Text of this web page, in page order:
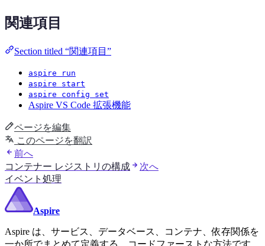
関連項目
Section titled “関連項目”
aspire run
aspire start
aspire config set
Aspire VS Code 拡張機能
ページを編集
このページを翻訳
前へ
コンテナー レジストリの構成
次へ
イベント処理
Aspire
Aspire は、サービス、データベース、コンテナ、依存関係を